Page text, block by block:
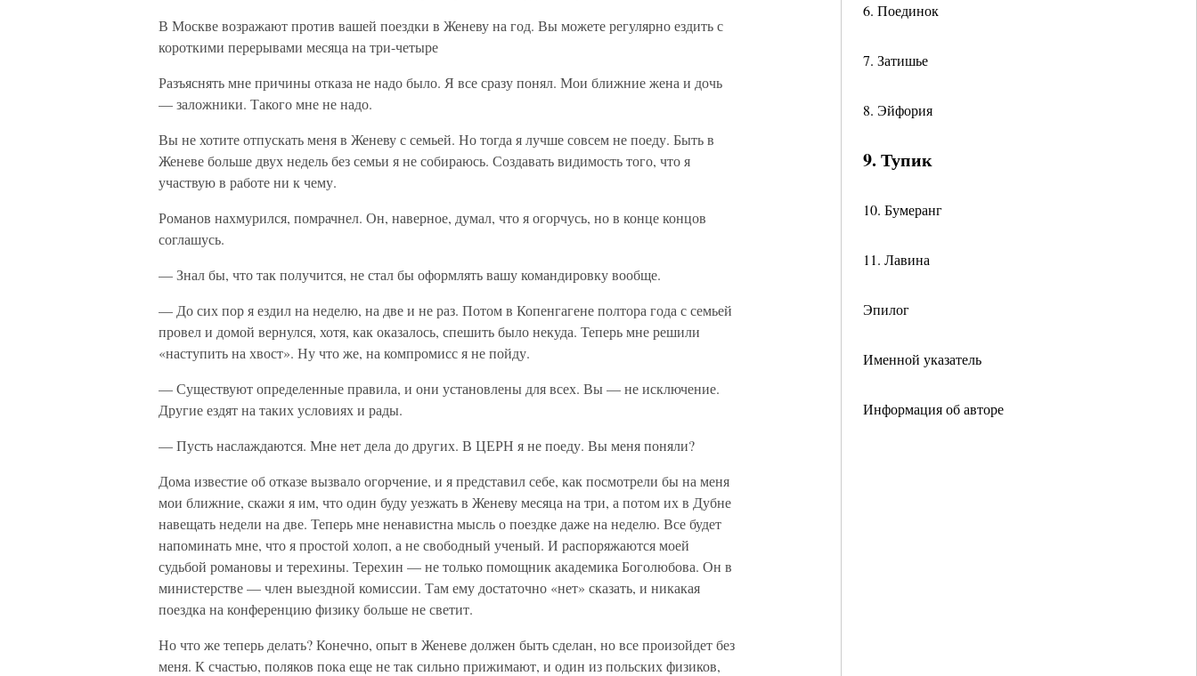
6. Поединок
7. Затишье
8. Эйфория
9. Тупик
10. Бумеранг
11. Лавина
Эпилог
Именной указатель
Информация об авторе
В Москве возражают против вашей поездки в Женеву на год. Вы можете регулярно ездить с
короткими перерывами месяца на три-четыре
Разъяснять мне причины отказа не надо было. Я все сразу понял. Мои ближние жена и дочь
— заложники. Такого мне не надо.
Вы не хотите отпускать меня в Женеву с семьей. Но тогда я лучше совсем не поеду. Быть в
Женеве больше двух недель без семьи я не собираюсь. Создавать видимость того, что я
участвую в работе ни к чему.
Романов нахмурился, помрачнел. Он, наверное, думал, что я огорчусь, но в конце концов
соглашусь.
— Знал бы, что так получится, не стал бы оформлять вашу командировку вообще.
— До сих пор я ездил на неделю, на две и не раз. Потом в Копенгагене полтора года с семьей
провел и домой вернулся, хотя, как оказалось, спешить было некуда. Теперь мне решили
«наступить на хвост». Ну что же, на компромисс я не пойду.
— Существуют определенные правила, и они установлены для всех. Вы — не исключение.
Другие ездят на таких условиях и рады.
— Пусть наслаждаются. Мне нет дела до других. В ЦЕРН я не поеду. Вы меня поняли?
Дома известие об отказе вызвало огорчение, и я представил себе, как посмотрели бы на меня
мои ближние, скажи я им, что один буду уезжать в Женеву месяца на три, а потом их в Дубне
навещать недели на две. Теперь мне ненавистна мысль о поездке даже на неделю. Все будет
напоминать мне, что я простой холоп, а не свободный ученый. И распоряжаются моей
судьбой романовы и терехины. Терехин — не только помощник академика Боголюбова. Он в
министерстве — член выездной комиссии. Там ему достаточно «нет» сказать, и никакая
поездка на конференцию физику больше не светит.
Но что же теперь делать? Конечно, опыт в Женеве должен быть сделан, но все произойдет без
меня. К счастью, поляков пока еще не так сильно прижимают, и один из польских физиков,